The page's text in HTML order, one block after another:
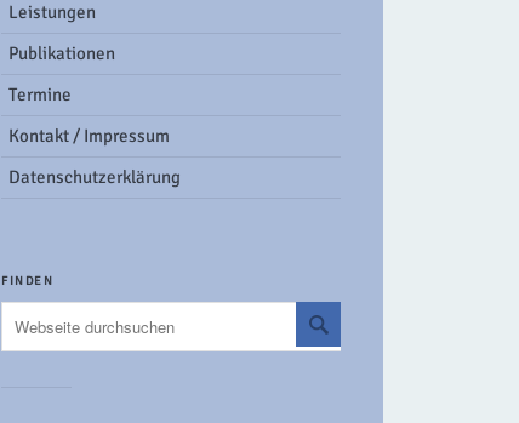
Leistungen
Publikationen
Termine
Kontakt / Impressum
Datenschutzerklärung
FINDEN